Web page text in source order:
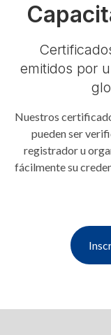
emitidos por
Nuestros
pueden ser
registrador u
fácilmente su